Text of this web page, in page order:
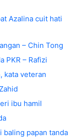
Azalina cuit hati
– Chin Tong
PKR – Rafizi
kata veteran
ibu hamil
baling papan tanda